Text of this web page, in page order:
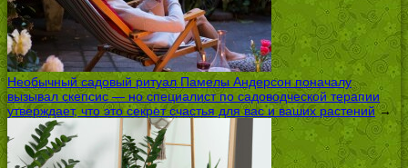
Необычный садовый ритуал Памелы Андерсон поначалу
вызывал скепсис — но специалист по садоводческой терапии
утверждает, что это секрет счастья для вас и ваших растений→